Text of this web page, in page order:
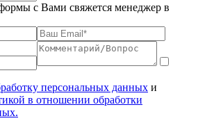
с Вами свяжется менеджер в
персональных данных и
в отношении обработки